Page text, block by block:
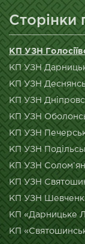
Сторінки
КП УЗН
КП УЗН
КП УЗН
КП УЗН
КП УЗН
КП УЗН
КП УЗН
КП УЗН
КП УЗН
КП УЗН
КП «Дарницьке
КП